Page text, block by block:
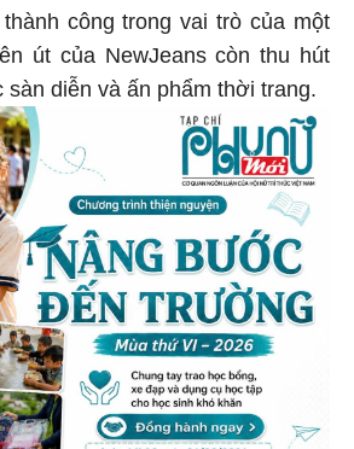
công trong vai trò của một
út của NewJeans còn thu hút
sàn diễn và ấn phẩm thời trang.